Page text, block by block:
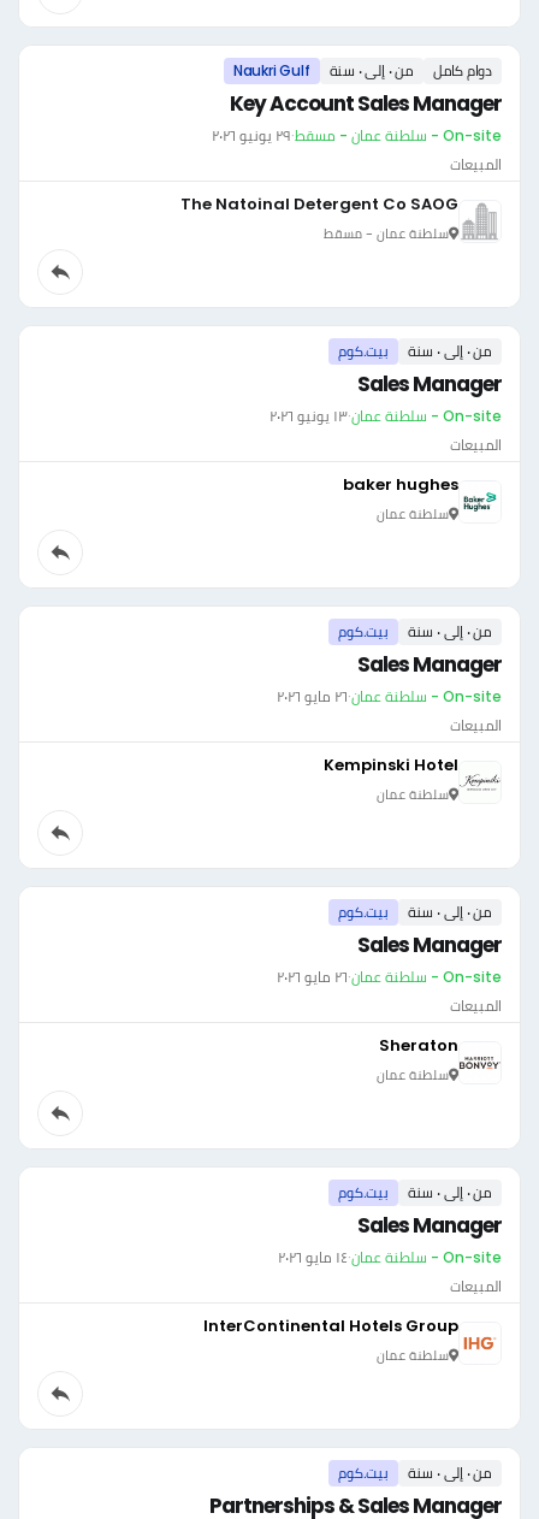
دوام كامل من ٠ إلى ٠ سنة Naukri Gulf
Key Account Sales Manager
On-site - سلطنة عمان - مسقط ·٢٩ يونيو ٢٠٢٦
المبيعات
The Natoinal Detergent Co SAOG
سلطنة عمان - مسقط
من ٠ إلى ٠ سنة بيت.كوم
Sales Manager
On-site - سلطنة عمان ·١٣ يونيو ٢٠٢٦
المبيعات
baker hughes
سلطنة عمان
من ٠ إلى ٠ سنة بيت.كوم
Sales Manager
On-site - سلطنة عمان ·٢٦ مايو ٢٠٢٦
المبيعات
Kempinski Hotel
سلطنة عمان
من ٠ إلى ٠ سنة بيت.كوم
Sales Manager
On-site - سلطنة عمان ·٢٦ مايو ٢٠٢٦
المبيعات
Sheraton
سلطنة عمان
من ٠ إلى ٠ سنة بيت.كوم
Sales Manager
On-site - سلطنة عمان ·١٤ مايو ٢٠٢٦
المبيعات
InterContinental Hotels Group
سلطنة عمان
من ٠ إلى ٠ سنة بيت.كوم
Partnerships & Sales Manager